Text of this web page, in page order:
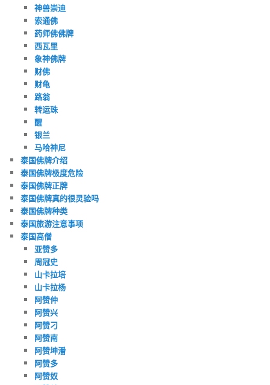
神兽崇迪
索通佛
药师佛佛牌
西瓦里
象神佛牌
财佛
财龟
路翁
转运珠
醒
银兰
马哈神尼
泰国佛牌介绍
泰国佛牌极度危险
泰国佛牌正牌
泰国佛牌真的很灵验吗
泰国佛牌种类
泰国旅游注意事项
泰国高僧
亚赞多
周冠史
山卡拉培
山卡拉杨
阿赞仲
阿赞兴
阿赞刁
阿赞南
阿赞坤潘
阿赞多
阿赞奴